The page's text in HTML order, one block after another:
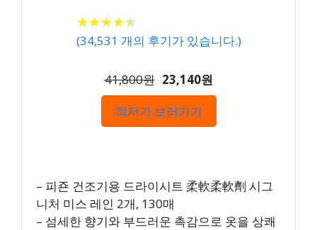
★★★★★
★★★★★
(34,531 개의 후기가 있습니다.)
41,800원 23,140원
최저가 보러가기
– 피죤 건조기용 드라이시트 柔軟柔軟劑 시그
니처 미스 레인 2개, 130매
– 섬세한 향기와 부드러운 촉감으로 옷을 상쾌